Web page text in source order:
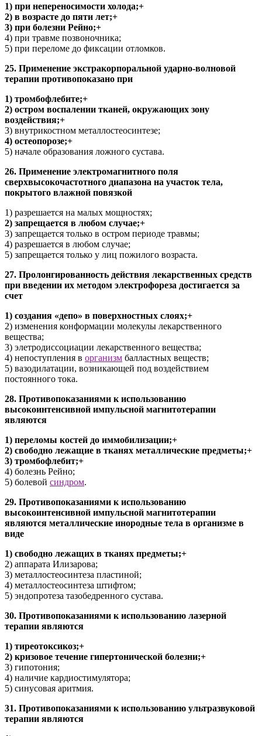
1) при непереносимости холода;+
2) в возрасте до пяти лет;+
3) при болезни Рейно;+
4) при травме позвоночника;
5) при переломе до фиксации отломков.
25. Применение экстракорпоральной ударно-волновой
терапии противопоказано при
1) тромбофлебите;+
2) остром воспалении тканей, окружающих зону
воздействия;+
3) внутрикостном металлостеосинтезе;
4) остеопорозе;+
5) начале образования ложного сустава.
26. Применение электромагнитного поля
сверхвысокочастотного диапазона на участок тела,
покрытого влажной повязкой
1) разрешается на малых мощностях;
2) запрещается в любом случае;+
3) запрещается только в остром периоде травмы;
4) разрешается в любом случае;
5) запрещается только у лиц пожилого возраста.
27. Пролонгированность действия лекарственных средств
при введении их методом электрофореза достигается за
счет
1) создания «депо» в поверхностных слоях;+
2) изменения конформации молекулы лекарственного
вещества;
3) элетродиссоциации лекарственного вещества;
4) непоступления в организм балластных веществ;
5) вазодилатации, возникающей под воздействием
постоянного тока.
28. Противопоказаниями к использованию
высокоинтенсивной импульсной магнитотерапии
являются
1) переломы костей до иммобилизации;+
2) свободно лежащие в тканях металлические предметы;+
3) тромбофлебит;+
4) болезнь Рейно;
5) болевой синдром.
29. Противопоказаниями к использованию
высокоинтенсивной импульсной магнитотерапии
являются металлические инородные тела в организме в
виде
1) свободно лежащих в тканях предметы;+
2) аппарата Илизарова;
3) металлостеосинтеза пластиной;
4) металлостеосинтеза штифтом;
5) эндопротеза тазобедренного сустава.
30. Противопоказаниями к использованию лазерной
терапии являются
1) тиреотоксикоз;+
2) кризовое течение гипертонической болезни;+
3) гипотония;
4) наличие кардиостимулятора;
5) синусовая аритмия.
31. Противопоказаниями к использованию ультразвуковой
терапии являются